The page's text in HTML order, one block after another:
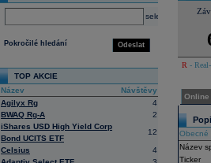
select
Odeslat
Pokročilé hledání
TOP AKCIE
Název
Návštěvy
Agilyx Rg
4
BWAQ Rg-A
2
iShares USD High Yield Corp
Bond UCITS ETF
12
Celsius
4
R -
Online
Obecné
Název
Ticker